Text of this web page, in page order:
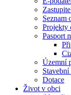
Seznam
Projekty
Pasport
Územní
Dotace
Život v obci